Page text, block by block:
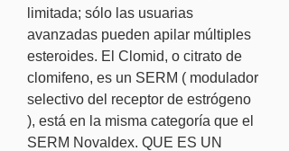
limitada; sólo las usuarias
avanzadas pueden apilar múltiples
esteroides. El Clomid, o citrato de
clomifeno, es un SERM ( modulador
selectivo del receptor de estrógeno
), está en la misma categoría que el
SERM Novaldex. QUE ES UN